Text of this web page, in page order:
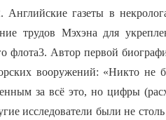
Английские газеты в
трудов Мэхэна для
флота3. Автор первой
вооружений: «Никто не
за всё это, но цифры
исследователи были не